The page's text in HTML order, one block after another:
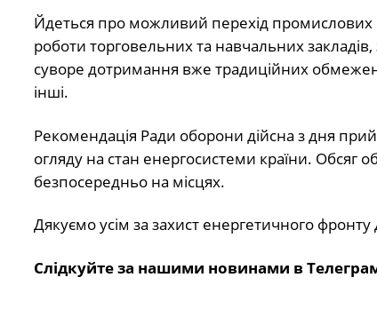
Йдеться про можливий перехід промислових
роботи торговельних та навчальних
суворе дотримання вже традиційних
інші.
Рекомендація Ради оборони дійсна з дня
огляду на стан енергосистеми країни. Обсяг
безпосередньо на місцях.
Дякуємо усім за захист енергетичного
Слідкуйте за нашими новинами в